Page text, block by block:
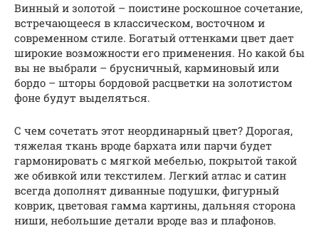
Винный и золотой – поистине роскошное сочетание,
встречающееся в классическом, восточном и
современном стиле. Богатый оттенками цвет дает
широкие возможности его применения. Но какой бы
вы не выбрали – брусничный, карминовый или
бордо – шторы бордовой расцветки на золотистом
фоне будут выделяться.
С чем сочетать этот неординарный цвет? Дорогая,
тяжелая ткань вроде бархата или парчи будет
гармонировать с мягкой мебелью, покрытой такой
же обивкой или текстилем. Легкий атлас и сатин
всегда дополнят диванные подушки, фигурный
коврик, цветовая гамма картины, дальняя сторона
ниши, небольшие детали вроде ваз и плафонов.